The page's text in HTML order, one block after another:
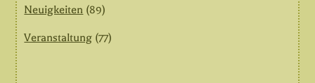
Neuigkeiten (89)
Veranstaltung (77)